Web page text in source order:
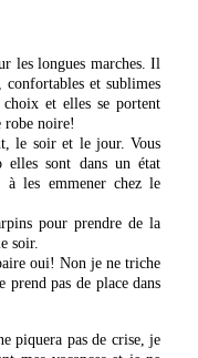
les longues marches. Il
et sublimes
et elles se portent
robe noire!
le soir et le jour. Vous
elles sont dans un état
à les emmener chez le
pour prendre de la
soir.
oui! Non je ne triche
prend pas de place dans
piquera pas de crise, je